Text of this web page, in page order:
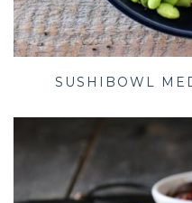
SUSHIBOWL